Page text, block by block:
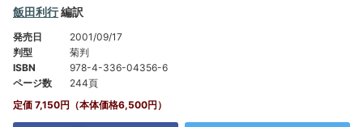
飯田利行編訳
発売日
2001/09/17
判型
菊判
ISBN
978-4-336-04356-6
ページ数
244頁
定価 7,150円（本体価格6,500円）